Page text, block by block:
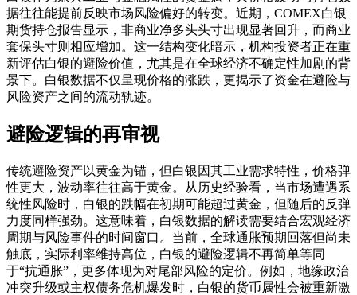
据往往能提前反映市场风险偏好的转变。近期，COMEX白银
期货持仓报告显示，非商业净多头头寸出现显著回升，而商业
套保头寸则相应增加。这一结构变化暗示，机构投资者正在重
新评估白银的避险价值，尤其是在全球经济不确定性加剧的背
景下。白银数据不仅呈现价格的涨跌，更揭示了资金在避险与
风险资产之间的流动轨迹。
避险逻辑的再审视
传统避险资产以黄金为锚，但白银因其工业需求特性，价格弹
性更大，波动率往往高于黄金。从历史经验看，当市场遭遇系
统性风险时，白银的跌幅在初期可能超过黄金，但随后的反弹
力度同样强劲。这意味着，白银数据的解读需要结合宏观经济
周期与风险事件的时间窗口。当前，全球通胀预期回落但尚未
触底，实际利率维持高位，白银的避险逻辑不再简单等同
于“抗通胀”，更多体现为对尾部风险的定价。例如，地缘政治
冲突升级或主权债务危机爆发时，白银的货币属性会被重新激